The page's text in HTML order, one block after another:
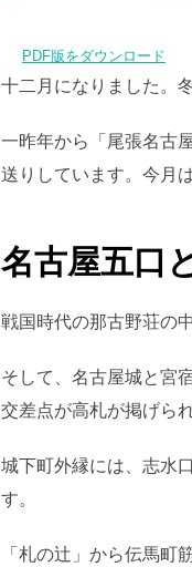
PDF版をダウンロード
十二月になりました。
一昨年から「尾張名古
送りしています。今月
名古屋五口
戦国時代の那古野荘の
そして、名古屋城と宮
交差点が高札が掲げら
城下町外縁には、志水
す。
「札の辻」から伝馬町